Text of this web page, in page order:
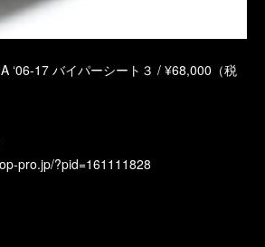
‘06-17 バイパーシート３ / ¥68,000（税
pro.jp/?pid=161111828